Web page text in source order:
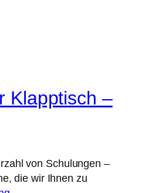
Klapptisch –
von Schulungen –
die wir Ihnen zu